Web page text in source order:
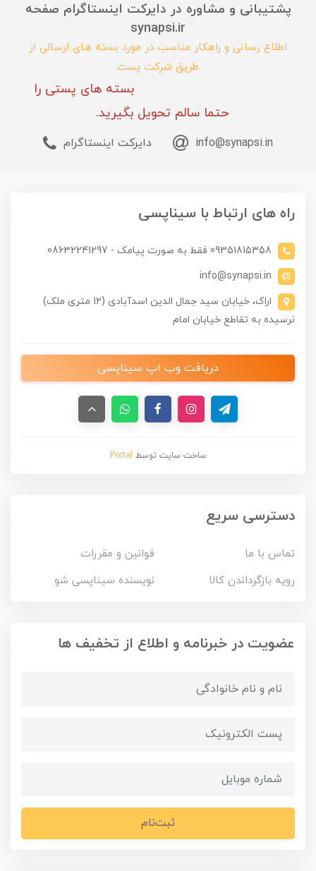
پشتیبانی و مشاوره در دایرکت اینستاگرام صفحه
synapsi.ir
اطلاع رسانی و راهکار مناسب در مورد بسته های ارسالی از
طریق شرکت پست
بسته های پستی را
حتما سالم تحویل بگیرید.
info@synapsi.in دایرکت اینستاگرام
راه های ارتباط با سیناپسی
09351815358 فقط به صورت پیامک - 08632241297
info@synapsi.in
اراک، خیابان سید جمال الدین اسدآبادی (12 متری ملک)
نرسیده به تقاطع خیابان امام
دریافت وب اپ سیناپسی
ساخت سایت توسط Portal
دسترسی سریع
تماس با ما
قوانین و مقررات
رویه بازگرداندن کالا
نویسنده سیناپسی شو
عضویت در خبرنامه و اطلاع از تخفیف ها
ثبت‌نام